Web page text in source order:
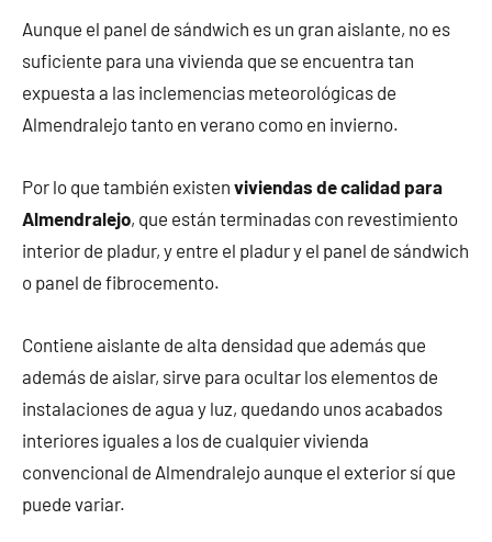
Aunque el panel de sándwich es un gran aislante, no es
suficiente para una vivienda que se encuentra tan
expuesta a las inclemencias meteorológicas de
Almendralejo tanto en verano como en invierno.
Por lo que también existen viviendas de calidad para
Almendralejo, que están terminadas con revestimiento
interior de pladur, y entre el pladur y el panel de sándwich
o panel de fibrocemento.
Contiene aislante de alta densidad que además que
además de aislar, sirve para ocultar los elementos de
instalaciones de agua y luz, quedando unos acabados
interiores iguales a los de cualquier vivienda
convencional de Almendralejo aunque el exterior sí que
puede variar.